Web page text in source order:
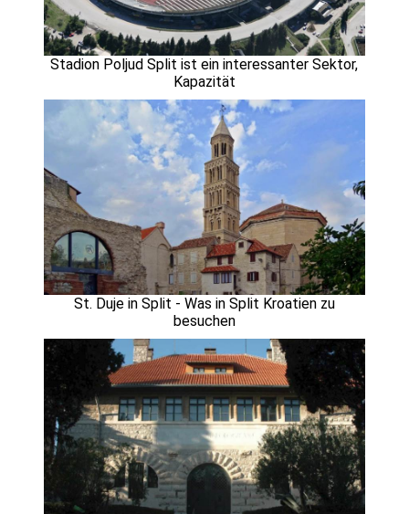
Stadion Poljud Split ist ein interessanter Sektor,
Kapazität
St. Duje in Split - Was in Split Kroatien zu
besuchen